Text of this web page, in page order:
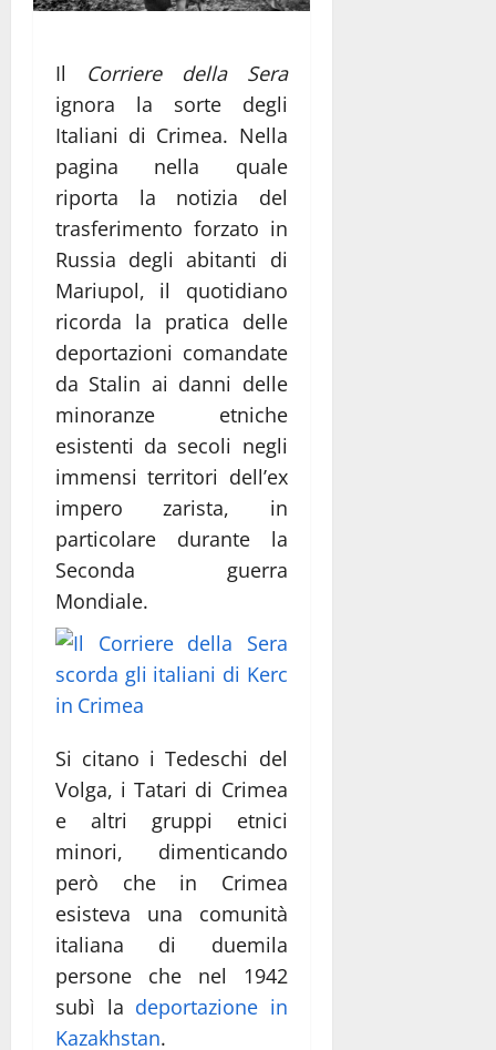
Il Corriere della Sera
ignora la sorte degli
Italiani di Crimea. Nella
pagina nella quale
riporta la notizia del
trasferimento forzato in
Russia degli abitanti di
Mariupol, il quotidiano
ricorda la pratica delle
deportazioni comandate
da Stalin ai danni delle
minoranze etniche
esistenti da secoli negli
immensi territori dell’ex
impero zarista, in
particolare durante la
Seconda guerra
Mondiale.
Si citano i Tedeschi del
Volga, i Tatari di Crimea
e altri gruppi etnici
minori, dimenticando
però che in Crimea
esisteva una comunità
italiana di duemila
persone che nel 1942
subì la deportazione in
Kazakhstan.